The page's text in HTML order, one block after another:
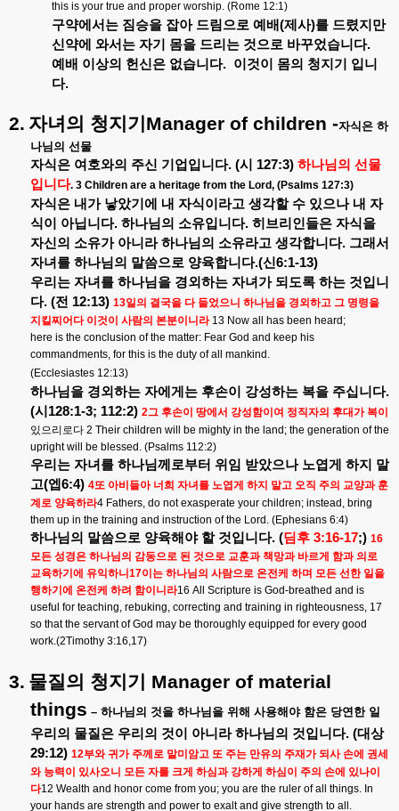
this is your true and proper worship. (Rome 12:1)
구약에서는 짐승을 잡아 드림으로 예배(제사)를 드렸지만
신약에
와서는 자기 몸을 드리는 것으로 바꾸었습니다.
예배 이상의 헌신은 없습니다. 이것이 몸의 청지기
입니
다.
2. 자녀의 청지기 Manager of children -자식은 하
나님의 선물
자식은 여호와의 주신 기업입니다. (시 127:3) 하나님의 선물
입니다. 3 Children are a heritage from the Lord, (Psalms 127:3)
자식은 내가 낳았기에 내 자식이라고 생각할 수 있으나 내 자
식이
아닙니다. 하나님의 소유입니다. 히브리인들은 자식을
자신의 소유가 아니라 하나님의 소유라고 생각합니다. 그래서
자녀를 하나님의 말씀으로 양육합니다.(신6:1-13)
우리는 자녀를 하나님을 경외하는 자녀가 되도록 하는 것입니
다. (전 12:13) 13일의 결국을 다 들었으니 하나님을 경외하고 그 명령을
지킬찌어다 이것이 사람의 본분이니라 13 Now all has been heard;
here is the conclusion of the matter: Fear God and keep his
commandments, for this is the duty of all mankind.
(Ecclesiastes 12:13)
하나님을 경외하는 자에게는 후손이 강성하는 복을 주십니다.
(시 128:1-3; 112:2) 2그 후손이 땅에서 강성함이여 정직자의 후대가 복이
있으리로다 2 Their children will be mighty in the land; the generation of the
upright will be blessed. (Psalms 112:2)
우리는 자녀를 하나님께로부터 위임 받았으나 노엽게 하지
말
고(엡6:4) 4또 아비들아 너희 자녀를 노엽게 하지 말고 오직 주의 교양과 훈
계로 양육하라4 Fathers, do not exasperate your children; instead, bring
them up in the training and instruction of the Lord. (Ephesians 6:4)
하나님의 말씀으로 양육해야 할 것입니다. (딤후 3:16-17;) 16
모든 성경은 하나님의 감동으로 된 것으로 교훈과 책망과 바르게 함과 의로
교육하기에 유익하니 17이는 하나님의 사람으로 온전케 하며 모든 선한 일을
행하기에 온전케 하려 함이니라16 All Scripture is God-breathed and is
useful for teaching, rebuking, correcting and training in righteousness, 17
so that the servant of God may be thoroughly equipped for every good
work.(2Timothy 3:16,17)
3. 물질의 청지기
Manager of material
things – 하나님의 것을 하나님을 위해 사용해야 함은 당연한 일
우리의 물질은 우리의 것이 아니라 하나님의 것입니다. (대상
29:12) 12부와 귀가 주께로 말미암고 또 주는 만유의 주재가 되사 손에 권세
와 능력이 있사오니 모든 자를 크게 하심과 강하게 하심이 주의 손에 있나이
다12 Wealth and honor come from you; you are the ruler of all things. In
your hands are strength and power to exalt and give strength to all.